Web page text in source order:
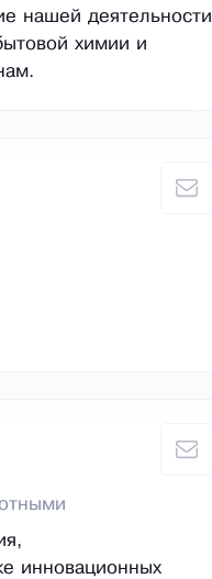
нашей деятельности
химии и
инновационных